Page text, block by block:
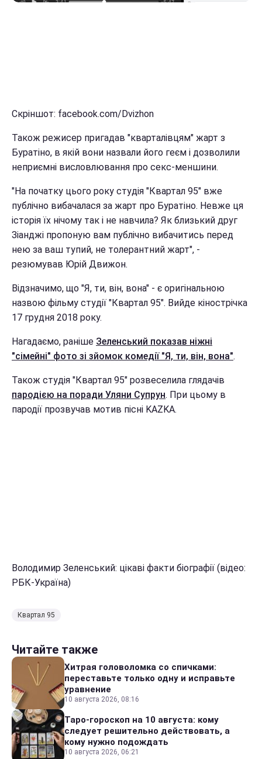
Скріншот: facebook.com/Dvizhon
Також режисер пригадав "кварталівцям" жарт з
Буратіно, в якій вони назвали його геєм і дозволили
неприємні висловлювання про секс-меншини.
"На початку цього року студія "Квартал 95" вже
публічно вибачалася за жарт про Буратіно. Невже ця
історія їх нічому так і не навчила? Як близький друг
Зіанджі пропоную вам публічно вибачитись перед
нею за ваш тупий, не толерантний жарт", -
резюмував Юрій Движон.
Відзначимо, що "Я, ти, він, вона" - є оригінальною
назвою фільму студії "Квартал 95". Вийде кінострічка
17 грудня 2018 року.
Нагадаємо, раніше Зеленський показав ніжні
"сімейні" фото зі зйомок комедії "Я, ти, він, вона".
Також студія "Квартал 95" розвеселила глядачів
пародією на поради Уляни Супрун. При цьому в
пародії прозвучав мотив пісні KAZKA.
Володимир Зеленський: цікаві факти біографії (відео:
РБК-Україна)
Квартал 95
Читайте также
Хитрая головоломка со спичками:
переставьте только одну и исправьте
уравнение
10 августа 2026, 08:16
Таро-гороскоп на 10 августа: кому
следует решительно действовать, а
кому нужно подождать
10 августа 2026, 06:21